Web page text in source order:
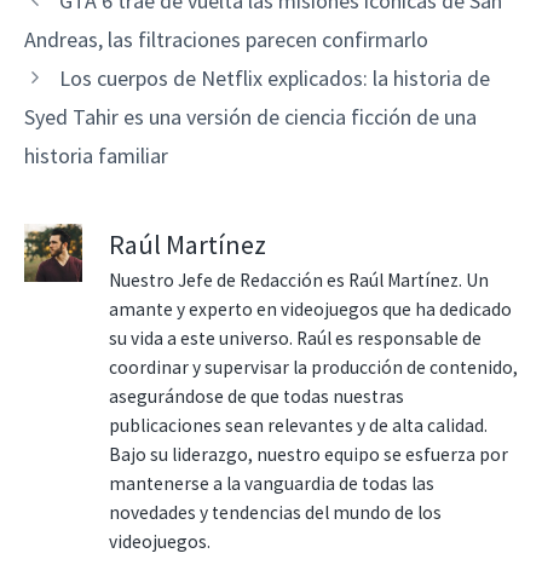
Andreas, las filtraciones parecen confirmarlo
Los cuerpos de Netflix explicados: la historia de
Syed Tahir es una versión de ciencia ficción de una
historia familiar
Raúl Martínez
Nuestro Jefe de Redacción es Raúl Martínez. Un
amante y experto en videojuegos que ha dedicado
su vida a este universo. Raúl es responsable de
coordinar y supervisar la producción de contenido,
asegurándose de que todas nuestras
publicaciones sean relevantes y de alta calidad.
Bajo su liderazgo, nuestro equipo se esfuerza por
mantenerse a la vanguardia de todas las
novedades y tendencias del mundo de los
videojuegos.